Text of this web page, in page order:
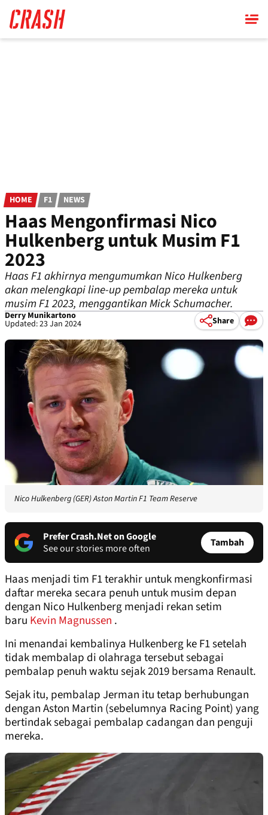
main
content
HOME F1 NEWS
Haas Mengonfirmasi Nico
Hulkenberg untuk Musim F1
2023
Haas F1 akhirnya mengumumkan Nico Hulkenberg
akan melengkapi line-up pembalap mereka untuk
musim F1 2023, menggantikan Mick Schumacher.
Derry Munikartono
Updated: 23 Jan 2024 Share
Nico Hulkenberg (GER) Aston Martin F1 Team Reserve
Prefer Crash.Net on Google
See our stories more often
Tambah
Haas menjadi tim F1 terakhir untuk mengkonfirmasi
daftar mereka secara penuh untuk musim depan
dengan Nico Hulkenberg menjadi rekan setim
baru Kevin Magnussen .
Ini menandai kembalinya Hulkenberg ke F1 setelah
tidak membalap di olahraga tersebut sebagai
pembalap penuh waktu sejak 2019 bersama Renault.
Sejak itu, pembalap Jerman itu tetap berhubungan
dengan Aston Martin (sebelumnya Racing Point) yang
bertindak sebagai pembalap cadangan dan penguji
mereka.